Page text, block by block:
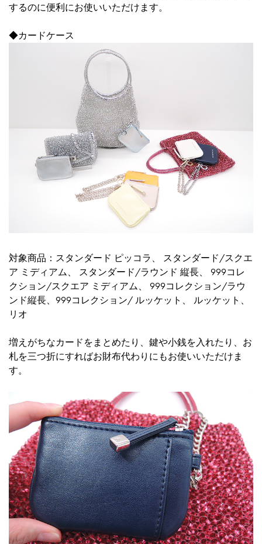
するのに便利にお使いいただけます。
◆カードケース
対象商品： スタンダード ピッコラ、 スタンダード/スクエ
ア ミディアム、 スタンダード/ラウンド 縦長、 999コレ
クション/スクエア ミディアム、 999コレクション/ラウ
ンド縦長、 999コレクション/ ルッケット 、 ルッケット 、
リオ
増えがちなカードをまとめたり、鍵や小銭を入れたり、お
札を三つ折にすればお財布代わりにもお使いいただけま
す。